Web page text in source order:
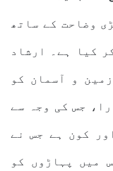
وضاحت کے ساتھ
کیا ہے۔ ارشاد
و آسمان کو
جس کی وجہ سے
کون ہے جس نے
میں پہاڑوں کو